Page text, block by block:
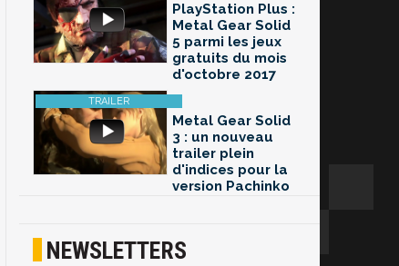
PlayStation Plus :
Metal Gear Solid
5 parmi les jeux
gratuits du mois
d'octobre 2017
Metal Gear Solid
3 : un nouveau
trailer plein
d'indices pour la
version Pachinko
NEWSLETTERS